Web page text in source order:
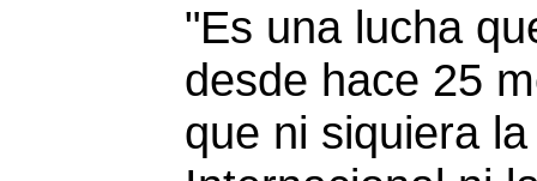
"Es una lucha
desde hace 25
que ni siquiera